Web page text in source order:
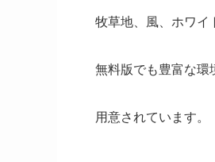
牧草地、風、ホワイ
無料版でも豊富な環
用意されています。